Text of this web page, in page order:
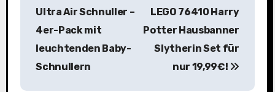
Ultra Air Schnuller –
4er-Pack mit
leuchtenden Baby-
Schnullern
LEGO 76410 Harry
Potter Hausbanner
Slytherin Set für
nur 19,99€!